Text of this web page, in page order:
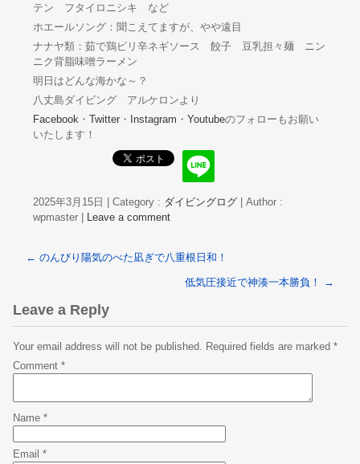
テン フタイロニシキ など
ホエールソング：聞こえてますが、やや遠目
ナナヤ類：茹で鶏ピリ辛ネギソース 餃子 豆乳担々麺 ニン
ニク背脂味噌ラーメン
明日はどんな海かな～？
八丈島ダイビング アルケロンより
Facebook ・ Twitter ・ Instagram ・ Youtubeのフォローもお願い
いたします！
2025年3月15日 Category : ダイビングログ
Author :
wpmaster
Leave a comment
← のんびり陽気のべた凪ぎで八重根日和！
低気圧接近で神湊一本勝負！ →
Leave a Reply
Your email address will not be published. Required fields are marked *
Comment *
Name *
Email *